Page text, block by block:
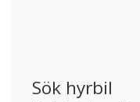
Sök hyrbil